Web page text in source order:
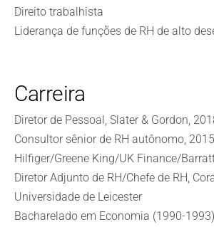
Direito trabalhista
Liderança de funções de RH de alto
Carreira
Diretor de Pessoal, Slater & Gordon,
Consultor sênior de RH autônomo,
Hilfiger/Greene King/UK Finance/
Diretor Adjunto de RH/Chefe de RH,
Universidade de Leicester
Bacharelado em Economia (1990-1993)